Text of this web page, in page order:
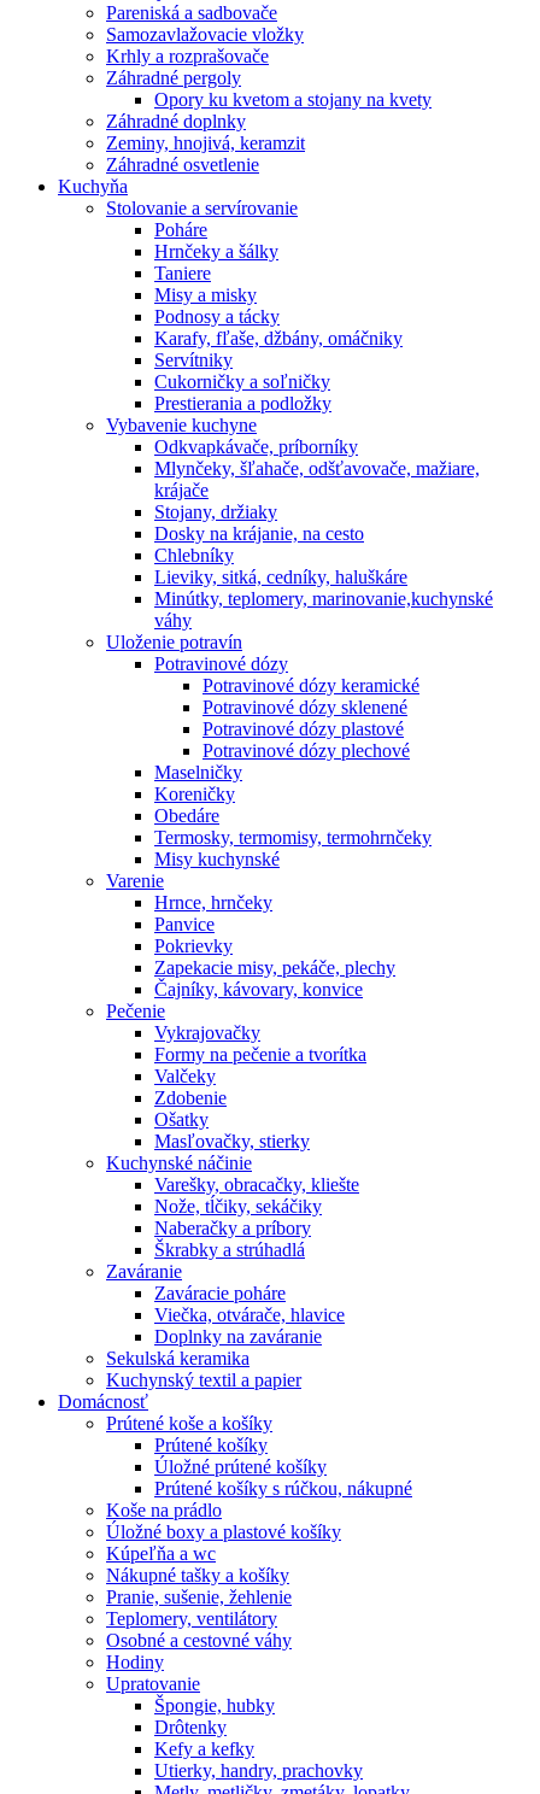
Pareniská a sadbovače
Samozavlažovacie vložky
Krhly a rozprašovače
Záhradné pergoly
Opory ku kvetom a stojany na kvety
Záhradné doplnky
Zeminy, hnojivá, keramzit
Záhradné osvetlenie
Kuchyňa
Stolovanie a servírovanie
Poháre
Hrnčeky a šálky
Taniere
Misy a misky
Podnosy a tácky
Karafy, fľaše, džbány, omáčniky
Servítniky
Cukorničky a soľničky
Prestierania a podložky
Vybavenie kuchyne
Odkvapkávače, príborníky
Mlynčeky, šľahače, odšťavovače, mažiare,
krájače
Stojany, držiaky
Dosky na krájanie, na cesto
Chlebníky
Lieviky, sitká, cedníky, haluškáre
Minútky, teplomery, marinovanie,kuchynské
váhy
Uloženie potravín
Potravinové dózy
Potravinové dózy keramické
Potravinové dózy sklenené
Potravinové dózy plastové
Potravinové dózy plechové
Maselničky
Koreničky
Obedáre
Termosky, termomisy, termohrnčeky
Misy kuchynské
Varenie
Hrnce, hrnčeky
Panvice
Pokrievky
Zapekacie misy, pekáče, plechy
Čajníky, kávovary, konvice
Pečenie
Vykrajovačky
Formy na pečenie a tvorítka
Valčeky
Zdobenie
Ošatky
Masľovačky, stierky
Kuchynské náčinie
Varešky, obracačky, kliešte
Nože, tĺčiky, sekáčiky
Naberačky a príbory
Škrabky a strúhadlá
Zaváranie
Zaváracie poháre
Viečka, otvárače, hlavice
Doplnky na zaváranie
Sekulská keramika
Kuchynský textil a papier
Domácnosť
Prútené koše a košíky
Prútené košíky
Úložné prútené košíky
Prútené košíky s rúčkou, nákupné
Koše na prádlo
Úložné boxy a plastové košíky
Kúpeľňa a wc
Nákupné tašky a košíky
Pranie, sušenie, žehlenie
Teplomery, ventilátory
Osobné a cestovné váhy
Hodiny
Upratovanie
Špongie, hubky
Drôtenky
Kefy a kefky
Utierky, handry, prachovky